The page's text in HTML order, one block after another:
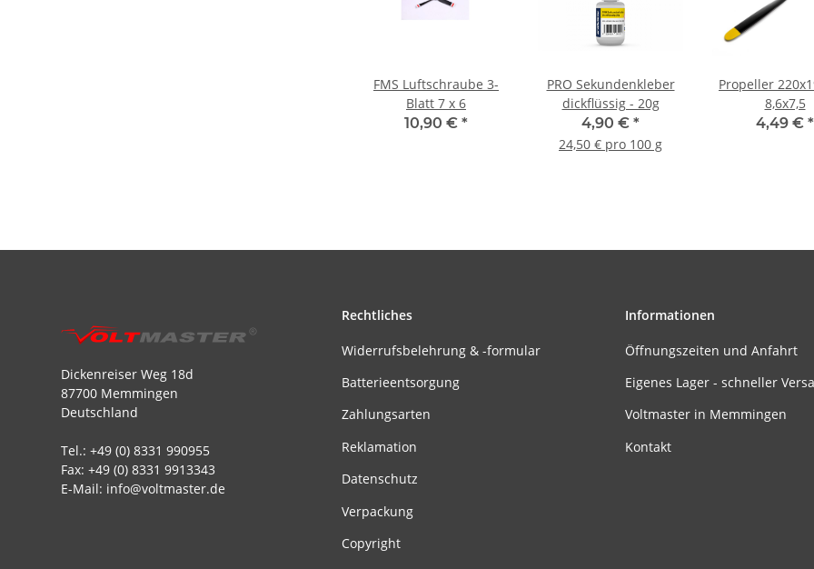
FMS Luftschraube 3-
Blatt 7 x 6
10,90 € *
PRO Sekundenkleber
dickflüssig - 20g
4,90 € *
24,50 € pro 100 g
Propeller
8,6x7,5
4,49 € *
Dickenreiser Weg 18d
87700 Memmingen
Deutschland
Tel.: +49 (0) 8331 990955
Fax: +49 (0) 8331 9913343
E-Mail: info@voltmaster.de
Rechtliches
Widerrufsbelehrung & -formular
Batterieentsorgung
Zahlungsarten
Reklamation
Datenschutz
Verpackung
Copyright
Informationen
Öffnungszeiten und Anfahrt
Eigenes Lager - schneller
Voltmaster in Memmingen
Kontakt